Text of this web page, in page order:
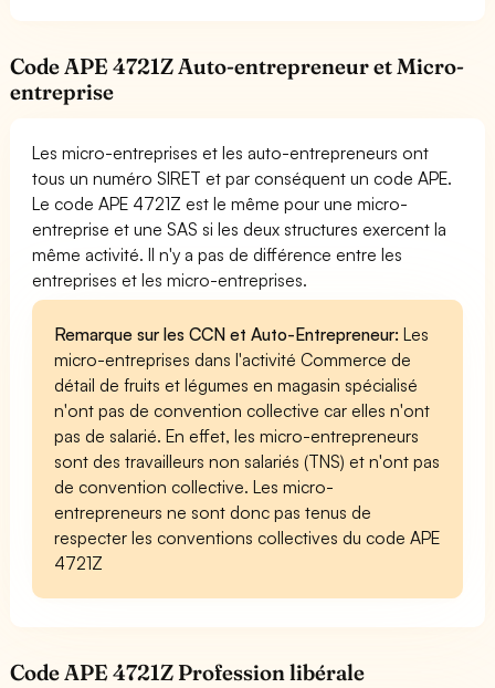
Code APE 4721Z Auto-entrepreneur et Micro-
entreprise
Les micro-entreprises et les auto-entrepreneurs ont
tous un numéro SIRET et par conséquent un code APE.
Le code APE 4721Z est le même pour une micro-
entreprise et une SAS si les deux structures exercent la
même activité. Il n'y a pas de différence entre les
entreprises et les micro-entreprises.
Remarque sur les CCN et Auto-Entrepreneur: Les
micro-entreprises dans l'activité Commerce de
détail de fruits et légumes en magasin spécialisé
n'ont pas de convention collective car elles n'ont
pas de salarié. En effet, les micro-entrepreneurs
sont des travailleurs non salariés (TNS) et n'ont pas
de convention collective. Les micro-
entrepreneurs ne sont donc pas tenus de
respecter les conventions collectives du code APE
4721Z
Code APE 4721Z Profession libérale